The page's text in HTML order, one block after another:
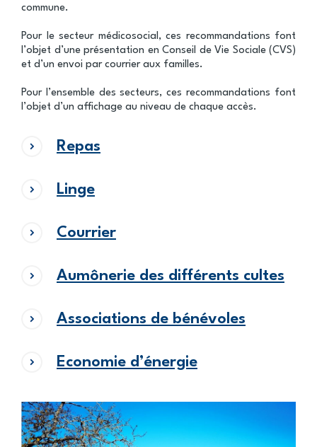
commune.
Pour le secteur médicosocial, ces recommandations font
l’objet d’une présentation en Conseil de Vie Sociale (CVS)
et d’un envoi par courrier aux familles.
Pour l’ensemble des secteurs, ces recommandations font
l’objet d’un affichage au niveau de chaque accès.
Repas
Linge
Courrier
Aumônerie des différents cultes
Associations de bénévoles
Economie d’énergie